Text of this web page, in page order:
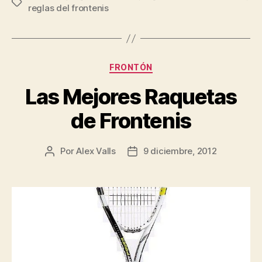
reglas del frontenis
Categorías
FRONTÓN
Las Mejores Raquetas
de Frontenis
Autor
entrada
PorAlex Valls
Fecha
entrada
9 diciembre, 2012